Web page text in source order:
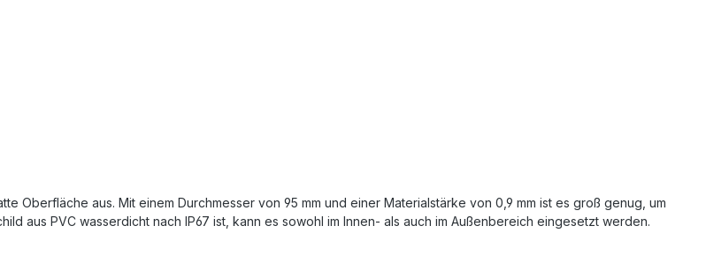
Oberfläche aus. Mit einem Durchmesser von 95 mm und einer Materialstärke von 0,9 mm ist es groß genug, um
aus PVC wasserdicht nach IP67 ist, kann es sowohl im Innen- als auch im Außenbereich eingesetzt werden.